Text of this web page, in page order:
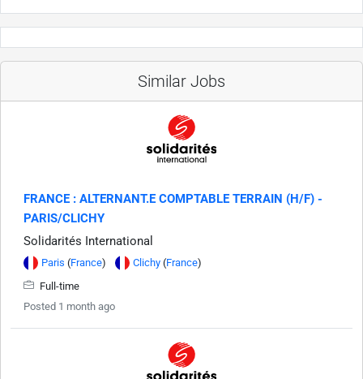
Similar Jobs
FRANCE : ALTERNANT.E COMPTABLE TERRAIN (H/F) -
PARIS/CLICHY
Solidarités International
Paris (France) Clichy (France)
Full-time
Posted 1 month ago